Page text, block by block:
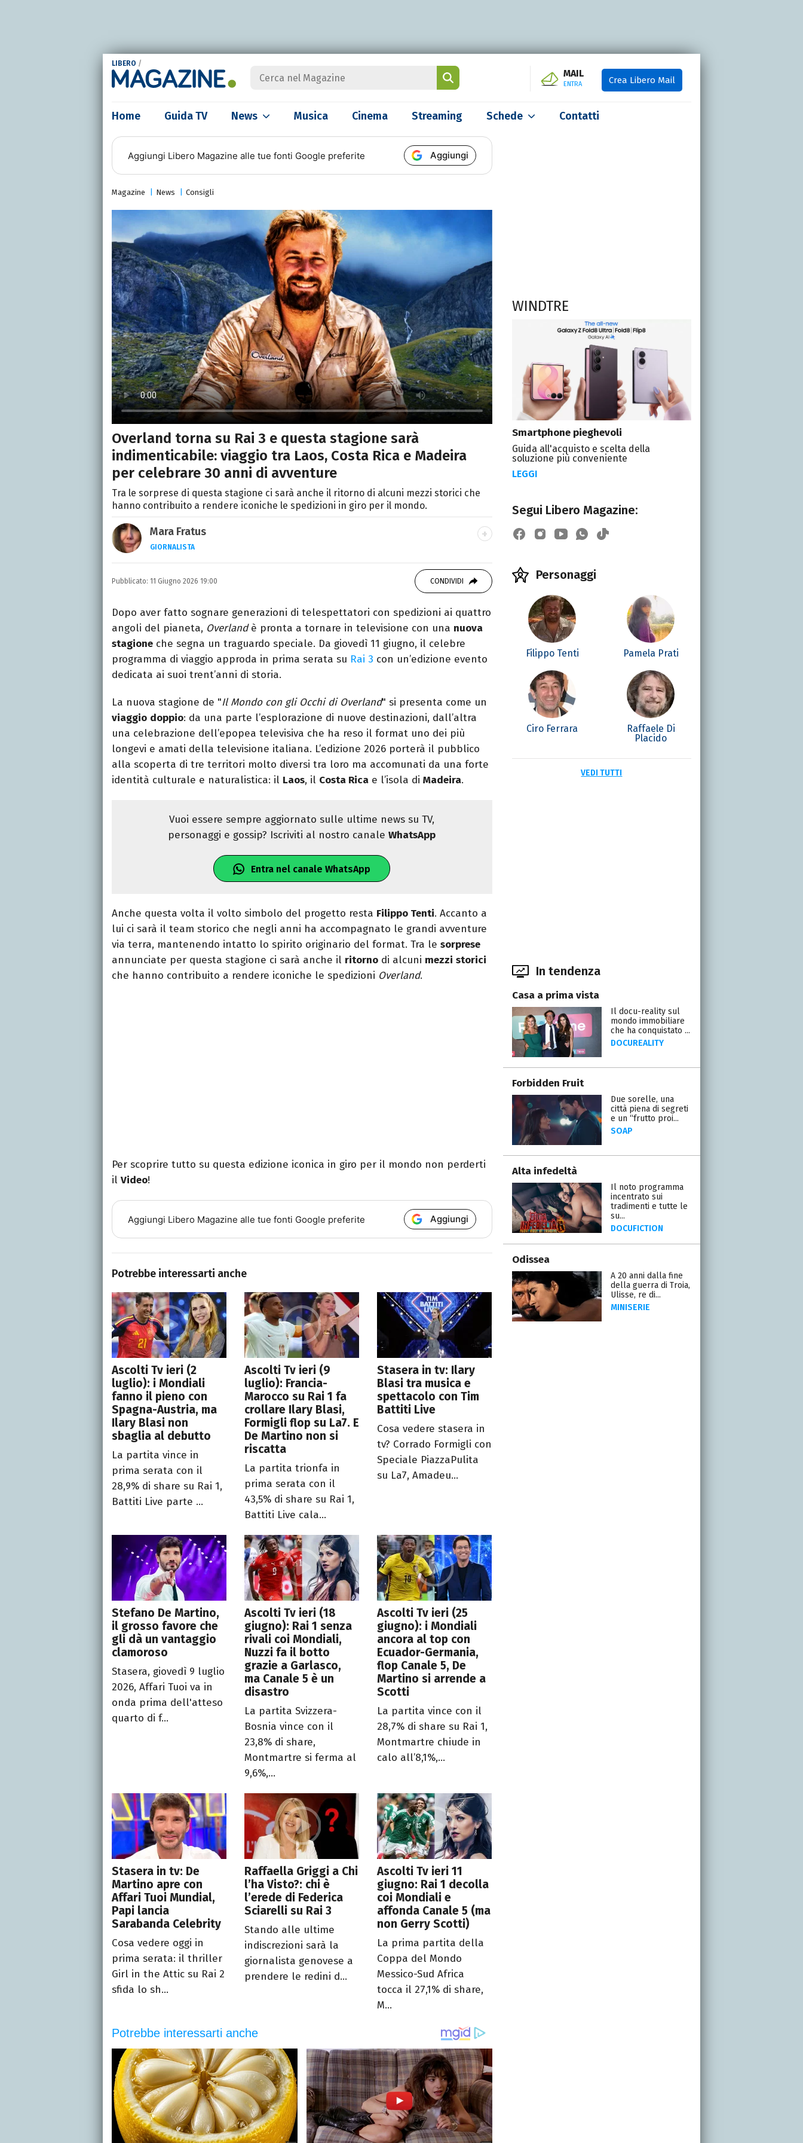
LIBERO /
MAIL
ENTRA Crea Libero Mail
Home Guida TV News Musica Cinema Streaming Schede Contatti
Aggiungi Libero Magazine alle tue fonti Google preferite Aggiungi
Magazine News Consigli
Overland torna su Rai 3 e questa stagione sarà
indimenticabile: viaggio tra Laos, Costa Rica e Madeira
per celebrare 30 anni di avventure
Tra le sorprese di questa stagione ci sarà anche il ritorno di alcuni mezzi storici che
hanno contribuito a rendere iconiche le spedizioni in giro per il mondo.
Mara Fratus
GIORNALISTA
Nella mia vita non possono mancare, il silenzio, il mare e Il Libro
dell'inquietudine sul comodino, insieme a un romanzo di Zafon.
Pubblicato: 11 Giugno 2026 19:00 CONDIVIDI
Dopo aver fatto sognare generazioni di telespettatori con spedizioni ai quattro
angoli del pianeta, Overlandè pronta a tornare in televisione con una nuova
stagione che segna un traguardo speciale. Da giovedì 11 giugno, il celebre
programma di viaggio approda in prima serata su Rai 3 con un’edizione evento
dedicata ai suoi trent’anni di storia.
La nuova stagione de "Il Mondo con gli Occhi di Overland" si presenta come un
viaggio doppio: da una parte l’esplorazione di nuove destinazioni, dall’altra
una celebrazione dell’epopea televisiva che ha reso il format uno dei più
longevi e amati della televisione italiana. L’edizione 2026 porterà il pubblico
alla scoperta di tre territori molto diversi tra loro ma accomunati da una forte
identità culturale e naturalistica: il Laos, il Costa Rica e l’isola di Madeira.
Vuoi essere sempre aggiornato sulle ultime news su TV,
personaggi e gossip? Iscriviti al nostro canaleWhatsApp
Entra nel canale WhatsApp
Anche questa volta il volto simbolo del progetto resta Filippo Tenti. Accanto a
lui ci sarà il team storico che negli anni ha accompagnato le grandi avventure
via terra, mantenendo intatto lo spirito originario del format. Tra le sorprese
annunciate per questa stagione ci sarà anche il ritorno di alcuni mezzi storici
che hanno contribuito a rendere iconiche le spedizioni Overland.
Per scoprire tutto su questa edizione iconica in giro per il mondo non perderti
il Video!
Aggiungi Libero Magazine alle tue fonti Google preferite Aggiungi
Potrebbe interessarti anche
Ascolti Tv ieri (2
luglio): i Mondiali
fanno il pieno con
Spagna-Austria, ma
Ilary Blasi non
sbaglia al debutto
La partita vince in
prima serata con il
28,9% di share su Rai 1,
Battiti Live parte ...
Ascolti Tv ieri (9
luglio): Francia-
Marocco su Rai 1 fa
crollare Ilary Blasi,
Formigli flop su La7. E
De Martino non si
riscatta
La partita trionfa in
prima serata con il
43,5% di share su Rai 1,
Battiti Live cala...
Stasera in tv: Ilary
Blasi tra musica e
spettacolo con Tim
Battiti Live
Cosa vedere stasera in
tv? Corrado Formigli con
Speciale PiazzaPulita
su La7, Amadeu...
Stefano De Martino,
il grosso favore che
gli dà un vantaggio
clamoroso
Stasera, giovedì 9 luglio
2026, Affari Tuoi va in
onda prima dell'atteso
quarto di f...
Ascolti Tv ieri (18
giugno): Rai 1 senza
rivali coi Mondiali,
Nuzzi fa il botto
grazie a Garlasco,
ma Canale 5 è un
disastro
La partita Svizzera-
Bosnia vince con il
23,8% di share,
Montmartre si ferma al
9,6%,...
Ascolti Tv ieri (25
giugno): i Mondiali
ancora al top con
Ecuador-Germania,
flop Canale 5, De
Martino si arrende a
Scotti
La partita vince con il
28,7% di share su Rai 1,
Montmartre chiude in
calo all’8,1%,...
Stasera in tv: De
Martino apre con
Affari Tuoi Mundial,
Papi lancia
Sarabanda Celebrity
Cosa vedere oggi in
prima serata: il thriller
Girl in the Attic su Rai 2
sfida lo sh...
Raffaella Griggi a Chi
l’ha Visto?: chi è
l’erede di Federica
Sciarelli su Rai 3
Stando alle ultime
indiscrezioni sarà la
giornalista genovese a
prendere le redini d...
Ascolti Tv ieri 11
giugno: Rai 1 decolla
coi Mondiali e
affonda Canale 5 (ma
non Gerry Scotti)
La prima partita della
Coppa del Mondo
Messico-Sud Africa
tocca il 27,1% di share,
M...
WINDTRE
Smartphone pieghevoli
Guida all'acquisto e scelta della
soluzione più conveniente
LEGGI
Segui Libero Magazine:
Personaggi
Filippo Tenti Pamela Prati
Ciro Ferrara
Raffaele Di
Placido
VEDI TUTTI
In tendenza
Casa a prima vista
Il docu-reality sul
mondo immobiliare
che ha conquistato ...
DOCUREALITY
Forbidden Fruit
Due sorelle, una
città piena di segreti
e un “frutto proi...
SOAP
Alta infedeltà
Il noto programma
incentrato sui
tradimenti e tutte le
su...
DOCUFICTION
Odissea
A 20 anni dalla fine
della guerra di Troia,
Ulisse, re di...
MINISERIE